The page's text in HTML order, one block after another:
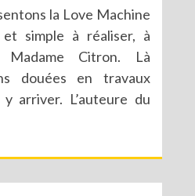
la Love Machine
simple à réaliser, à
Madame Citron. Là
douées en travaux
arriver. L’auteure du